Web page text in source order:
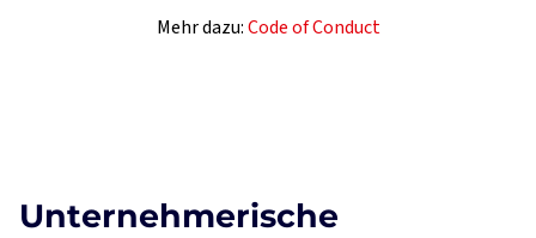
Mehr dazu:Code of Conduct
Unternehmerische